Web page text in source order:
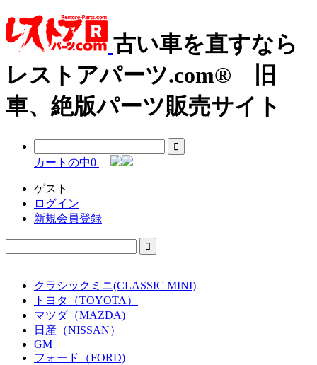
古い車を直すなら
レストアパーツ.com® 旧
車、絶版パーツ販売サイト
カートの中0
ゲスト
ログイン
新規会員登録
クラシックミニ(CLASSIC MINI)
トヨタ（TOYOTA）
マツダ（MAZDA)
日産（NISSAN）
GM
フォード（FORD)